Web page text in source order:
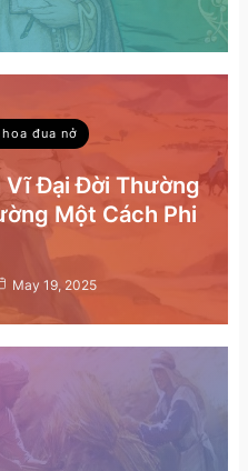
đua nở
Vĩ Đại Đời Thường
Một Cách Phi
May 19, 2025